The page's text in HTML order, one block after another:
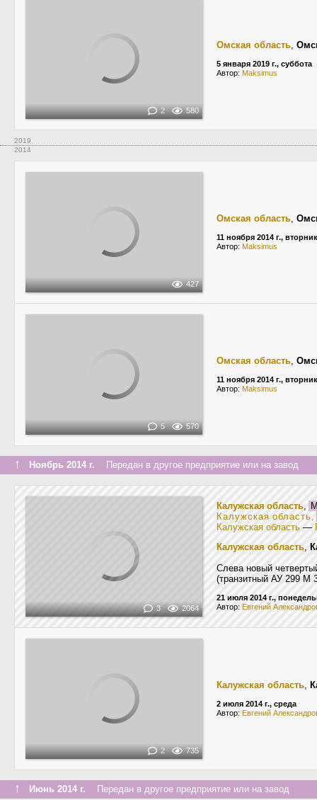
2 580
Омская область,
5 января 2019 г., суббота
Автор: Maksimus
2019
2014
427
Омская область,
11 ноября 2014 г., вторник
Автор: Maksimus
5 570
Омская область,
11 ноября 2014 г., вторник
Автор: Maksimus
↑ Ноябрь 2014 г. Передан в другое предприятие или на завод
3 2064
Калужская область,
Калужская область,
Калужская область —
Калужская область,
Слева новый
(транзитный АУ 299 М
21 июля 2014 г.,
Автор: Евгений
2 735
Калужская область,
2 июля 2014 г., среда
Автор: Евгений
↑ Июнь 2014 г. Передан в другое предприятие или на завод